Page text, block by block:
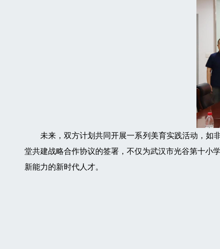
未来，双方计划共同开展一系列美育实践活动，如非
堂共建战略合作协议的签署，不仅为武汉市光谷第十小
新能力的新时代人才。